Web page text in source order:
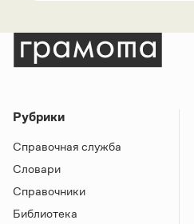
Рубрики
Справочная служба
Словари
Справочники
Библиотека